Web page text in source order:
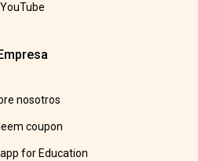
YouTube
nosotros
coupon
for Education